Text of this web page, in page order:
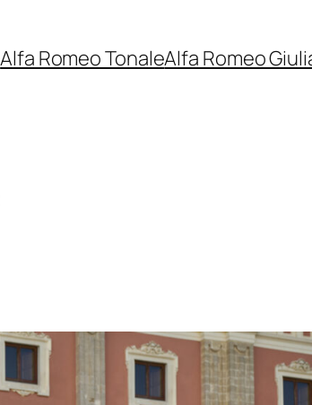
Alfa Romeo TonaleAlfa Romeo